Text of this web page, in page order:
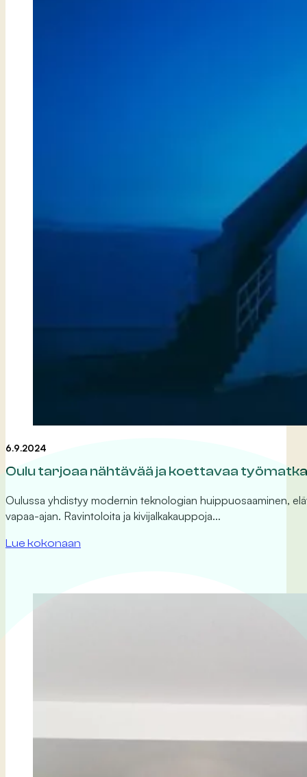
6.9.2024
Oulu tarjoaa nähtävää ja koettavaa
Oulussa yhdistyy modernin teknologian huippuosaaminen,
vapaa-ajan. Ravintoloita ja kivijalkakauppoja…
Lue kokonaan